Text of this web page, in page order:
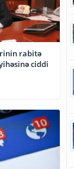
rabitə
ciddi